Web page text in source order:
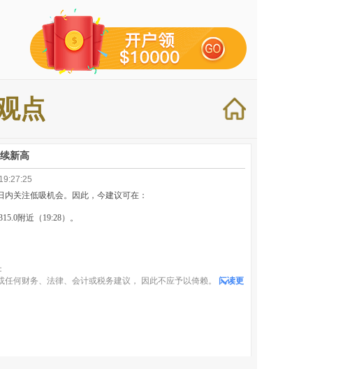
点
新高
关注低吸机会。因此，今建议可在：
附近（19:28）。
何财务、法律、会计或税务建议， 因此不应予以倚赖。
阅读更